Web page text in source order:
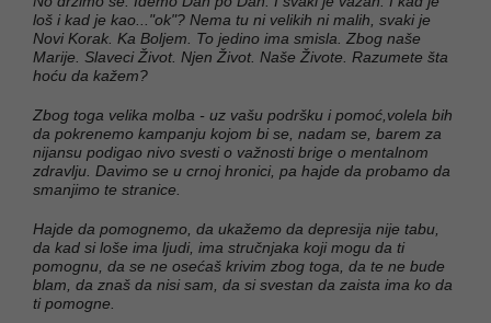
loš i kad je kao..."ok"? Nema tu ni velikih ni malih, svaki je
Novi Korak. Ka Boljem. To jedino ima smisla. Zbog naše
Marije. Slaveci Život. Njen Život. Naše Živote. Razumete šta
hoću da kažem?
Zbog toga velika molba - uz vašu podršku i pomoć,volela bih
da pokrenemo kampanju kojom bi se, nadam se, barem za
nijansu podigao nivo svesti o važnosti brige o mentalnom
zdravlju. Davimo se u crnoj hronici, pa hajde da probamo da
smanjimo te stranice.
Hajde da pomognemo, da ukažemo da depresija nije tabu,
da kad si loše ima ljudi, ima stručnjaka koji mogu da ti
pomognu, da se ne osećaš krivim zbog toga, da te ne bude
blam, da znaš da nisi sam, da si svestan da zaista ima ko da
ti pomogne.